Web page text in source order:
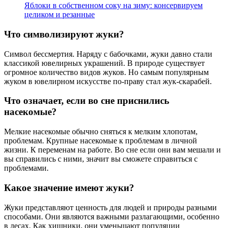
Яблоки в собственном соку на зиму: консервируем
целиком и резанные
Что символизируют жуки?
Символ бессмертия. Наряду с бабочками, жуки давно стали
классикой ювелирных украшений. В природе существует
огромное количество видов жуков. Но самым популярным
жуком в ювелирном искусстве по-праву стал жук-скарабей.
Что означает, если во сне приснились
насекомые?
Мелкие насекомые обычно сняться к мелким хлопотам,
проблемам. Крупные насекомые к проблемам в личной
жизни. К переменам на работе. Во сне если они вам мешали и
вы справились с ними, значит вы сможете справиться с
проблемами.
Какое значение имеют жуки?
Жуки представляют ценность для людей и природы разными
способами. Они являются важными разлагающими, особенно
в лесах. Как хищники, они уменьшают популяции